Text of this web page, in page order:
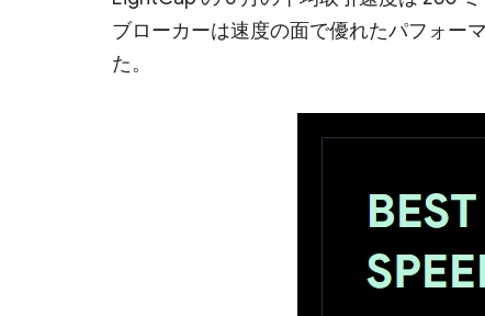
ブローカーは速度の面で優れたパフォー
た。